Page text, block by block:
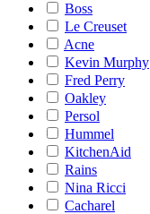
Boss
Le Creuset
Acne
Kevin Murphy
Fred Perry
Oakley
Persol
Hummel
KitchenAid
Rains
Nina Ricci
Cacharel